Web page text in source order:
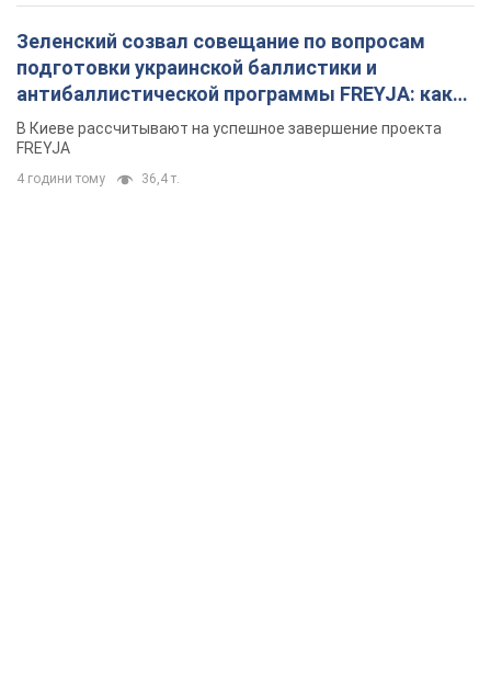
Зеленский созвал совещание по вопросам
подготовки украинской баллистики и
антибаллистической программы FREYJA: какие
решения готовятся
В Киеве рассчитывают на успешное завершение проекта
FREYJA
4 години тому 36,4 т.